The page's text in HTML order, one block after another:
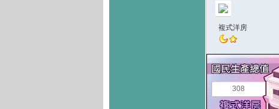
複式洋房
308